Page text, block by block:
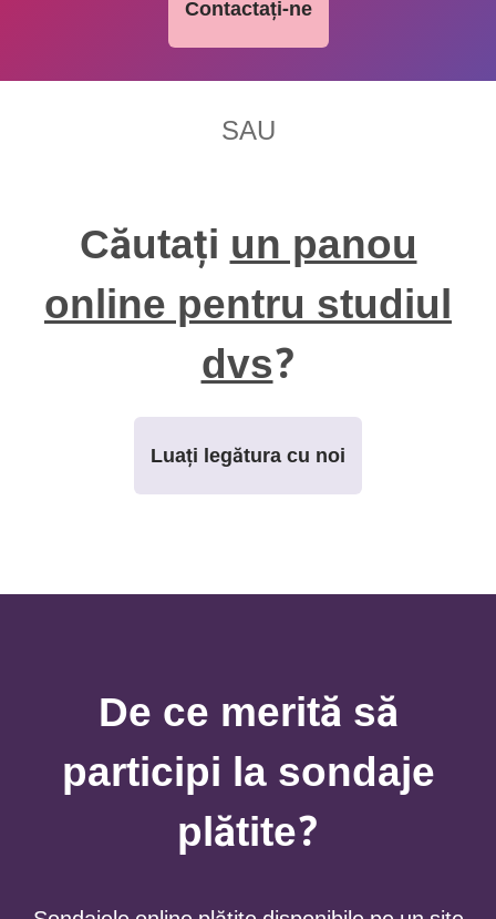
Contactați-ne
SAU
Căutațiun panou
online pentru studiul
dvs?
Luați legătura cu noi
De ce merită să
participi la sondaje
plătite?